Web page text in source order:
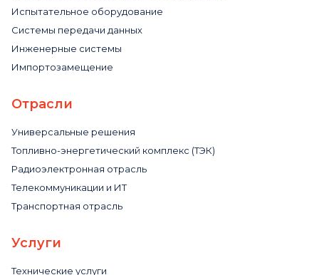
Испытательное оборудование
Системы передачи данных
Инженерные системы
Импортозамещение
Отрасли
Универсальные решения
Топливно-энергетический комплекс (ТЭК)
Радиоэлектронная отрасль
Телекоммуникации и ИТ
Транспортная отрасль
Услуги
Технические услуги